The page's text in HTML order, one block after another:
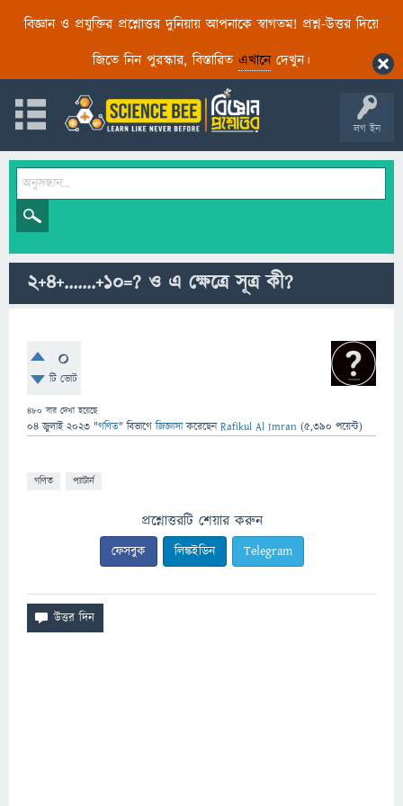
বিজ্ঞান ও প্রযুক্তির প্রশ্নোত্তর দুনিয়ায় আপনাকে স্বাগতম! প্রশ্ন-উত্তর দিয়ে
জিতে নিন পুরস্কার, বিস্তারিত এখানেদেখুন।
লগ ইন
2+4+.......+10=? ও এ ক্ষেত্রে সূত্র কী?
0
টি ভোট
480 বার দেখা হয়েছে
04 জুলাই 2023 "গণিত" বিভাগে জিজ্ঞাসাকরেছেনRafikul Al Imran (5,390 পয়েন্ট)
গণিত প্যাটার্ন
প্রশ্নোত্তরটি শেয়ার করুন
ফেসবুক লিঙ্কইডিন Telegram